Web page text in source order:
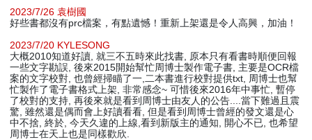
2023/7/26 袁樹國
好些書都沒有prc檔案，有點遺憾！重新上架還是令人高興，加油！
2023/7/20 KYLESONG
大概2010知道好讀, 就三不五時來此找書, 原本只有看書時順便回報
一些文字勘誤, 後來2015開始幫忙周博士製作電子書, 主要是OCR檔
案的文字校對, 也曾經掃瞄了一,二本書進行校對提供txt, 周博士也幫
忙製作了電子書格式上架, 非常感念~ 可惜後來2016年中事忙, 暫停
了校對的支持, 再後來就是看到周博士由友人的公告....當下難過且震
驚, 雖然還是偶而會上好讀看看, 但是看到周博士曾經的發文還是心
中不捨, 終於, 今天久違的上線,看到新版主的通知, 開心不已, 也希望
周博士在天上也是同樣歡欣.